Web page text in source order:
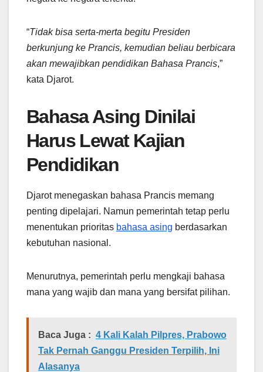
“Tidak bisa serta-merta begitu Presiden
berkunjung ke Prancis, kemudian beliau berbicara
akan mewajibkan pendidikan Bahasa Prancis,”
kata Djarot.
Bahasa Asing Dinilai
Harus Lewat Kajian
Pendidikan
Djarot menegaskan bahasa Prancis memang
penting dipelajari. Namun pemerintah tetap perlu
menentukan prioritas bahasa asing berdasarkan
kebutuhan nasional.
Menurutnya, pemerintah perlu mengkaji bahasa
mana yang wajib dan mana yang bersifat pilihan.
Baca Juga : 4 Kali Kalah Pilpres, Prabowo
Tak Pernah Ganggu Presiden Terpilih, Ini
Alasanya